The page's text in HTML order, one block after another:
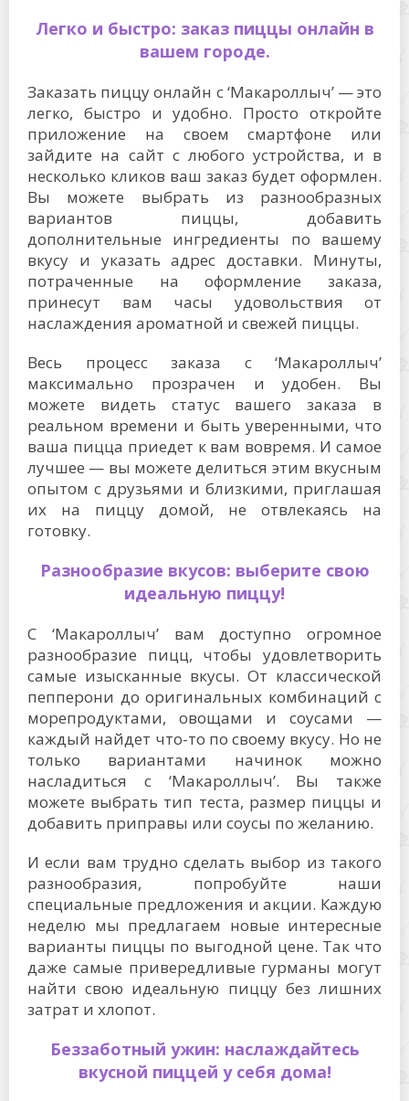
Легко и быстро: заказ пиццы онлайн в
вашем городе.
Заказать пиццу онлайн с ‘Макароллыч’ — это
легко, быстро и удобно. Просто откройте
приложение на своем смартфоне или
зайдите на сайт с любого устройства, и в
несколько кликов ваш заказ будет оформлен.
Вы можете выбрать из разнообразных
вариантов пиццы, добавить
дополнительные ингредиенты по вашему
вкусу и указать адрес доставки. Минуты,
потраченные на оформление заказа,
принесут вам часы удовольствия от
наслаждения ароматной и свежей пиццы.
Весь процесс заказа с ‘Макароллыч’
максимально прозрачен и удобен. Вы
можете видеть статус вашего заказа в
реальном времени и быть уверенными, что
ваша пицца приедет к вам вовремя. И самое
лучшее — вы можете делиться этим вкусным
опытом с друзьями и близкими, приглашая
их на пиццу домой, не отвлекаясь на
готовку.
Разнообразие вкусов: выберите свою
идеальную пиццу!
С ‘Макароллыч’ вам доступно огромное
разнообразие пицц, чтобы удовлетворить
самые изысканные вкусы. От классической
пепперони до оригинальных комбинаций с
морепродуктами, овощами и соусами —
каждый найдет что-то по своему вкусу. Но не
только вариантами начинок можно
насладиться с ‘Макароллыч’. Вы также
можете выбрать тип теста, размер пиццы и
добавить приправы или соусы по желанию.
И если вам трудно сделать выбор из такого
разнообразия, попробуйте наши
специальные предложения и акции. Каждую
неделю мы предлагаем новые интересные
варианты пиццы по выгодной цене. Так что
даже самые привередливые гурманы могут
найти свою идеальную пиццу без лишних
затрат и хлопот.
Беззаботный ужин: наслаждайтесь
вкусной пиццей у себя дома!